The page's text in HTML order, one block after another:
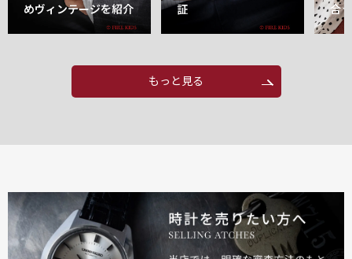
めヴィンテージを紹介
証
合
もっと見る